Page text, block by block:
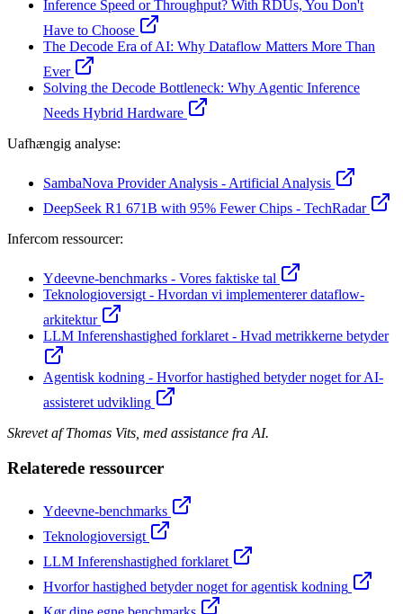
Inference Speed or Throughput? With RDUs, You Don't
Have to Choose
The Decode Era of AI: Why Dataflow Matters More Than
Ever
Solving the Decode Bottleneck: Why Agentic Inference
Needs Hybrid Hardware
Uafhængig analyse:
SambaNova Provider Analysis - Artificial Analysis
DeepSeek R1 671B with 95% Fewer Chips - TechRadar
Infercom ressourcer:
Ydeevne-benchmarks - Vores faktiske tal
Teknologioversigt - Hvordan vi implementerer dataflow-
arkitektur
LLM Inferenshastighed forklaret - Hvad metrikkerne betyder
Agentisk kodning - Hvorfor hastighed betyder noget for AI-
assisteret udvikling
Skrevet af Thomas Vits, med assistance fra AI.
Relaterede ressourcer
Ydeevne-benchmarks
Teknologioversigt
LLM Inferenshastighed forklaret
Hvorfor hastighed betyder noget for agentisk kodning